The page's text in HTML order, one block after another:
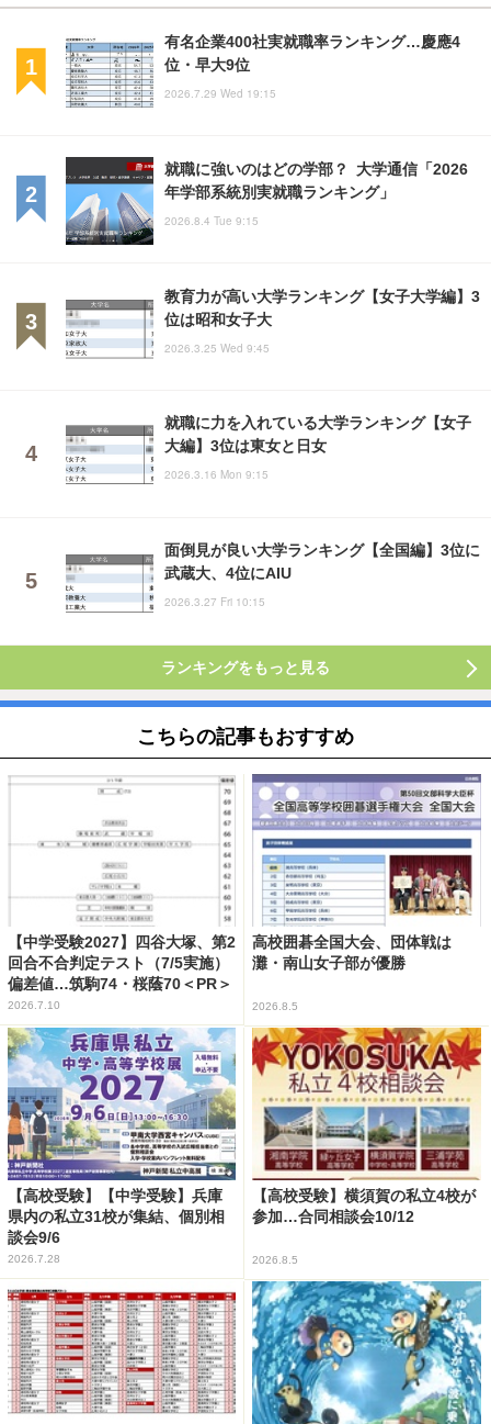
有名企業400社実就職率ランキング…慶應4
位・早大9位
2026.7.29 Wed 19:15
就職に強いのはどの学部？ 大学通信「2026
年学部系統別実就職ランキング」
2026.8.4 Tue 9:15
教育力が高い大学ランキング【女子大学編】3
位は昭和女子大
2026.3.25 Wed 9:45
就職に力を入れている大学ランキング【女子
大編】3位は東女と日女
2026.3.16 Mon 9:15
面倒見が良い大学ランキング【全国編】3位に
武蔵大、4位にAIU
2026.3.27 Fri 10:15
ランキングをもっと見る
こちらの記事もおすすめ
【中学受験2027】四谷大塚、第2
回合不合判定テスト（7/5実施）
偏差値…筑駒74・桜蔭70＜PR＞
2026.7.10
高校囲碁全国大会、団体戦は
灘・南山女子部が優勝
2026.8.5
【高校受験】【中学受験】兵庫
県内の私立31校が集結、個別相
談会9/6
2026.7.28
【高校受験】横須賀の私立4校が
参加…合同相談会10/12
2026.8.5